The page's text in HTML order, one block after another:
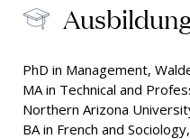
PhD in Management,
MA in Technical and
Northern Arizona
BA in French and